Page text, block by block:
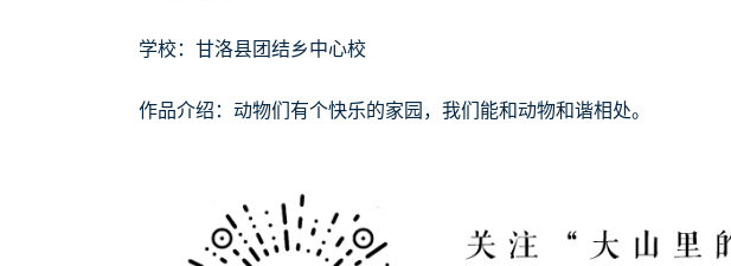
学校：甘洛县团结乡中心校
作品介绍：动物们有个快乐的家园，我们能和动物和谐相处。